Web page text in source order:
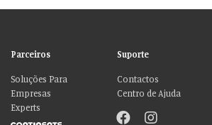
Parceiros
Soluções Para
Empresas
Experts
Suporte
Contactos
Centro de Ajuda